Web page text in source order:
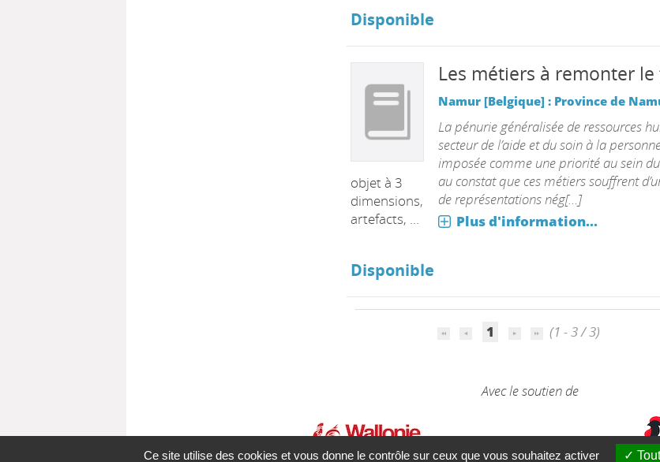
Disponible
objet à 3
dimensions,
artefacts, ...
Les métiers à remonter le
Namur [Belgique] : Province de
La pénurie généralisée de ressources
secteur de l’aide et du soin à la
imposée comme une priorité au sein
au constat que ces métiers souffrent
de représentations nég[...]
Plus d'information...
Disponible
1 (1 - 3 / 3)
Avec le soutien de
Ce site utilise des cookies et vous donne le contrôle sur ceux que vous souhaitez activer